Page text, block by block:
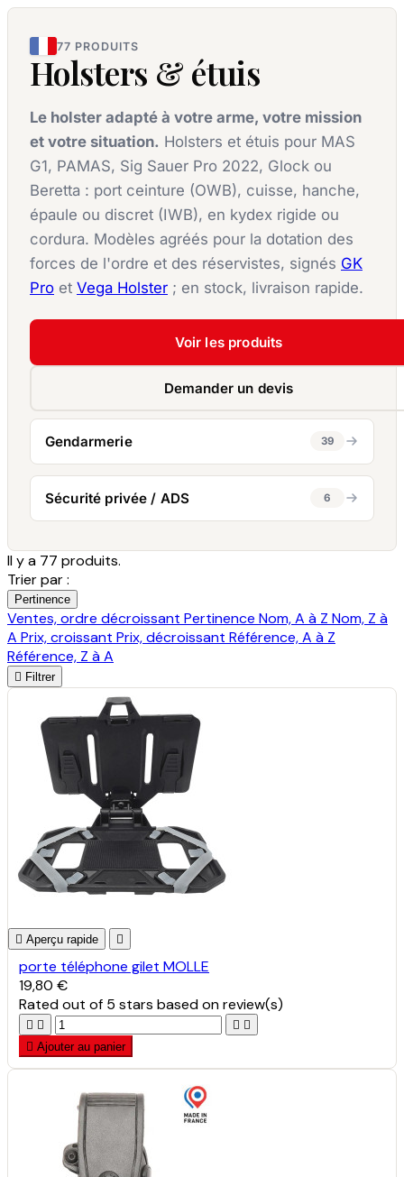
77 PRODUITS
Holsters & étuis
Le holster adapté à votre arme, votre mission
et votre situation. Holsters et étuis pour MAS
G1, PAMAS, Sig Sauer Pro 2022, Glock ou
Beretta : port ceinture (OWB), cuisse, hanche,
épaule ou discret (IWB), en kydex rigide ou
cordura. Modèles agréés pour la dotation des
forces de l'ordre et des réservistes, signés GK
Pro et Vega Holster ; en stock, livraison rapide.
Voir les produits
Demander un devis
Gendarmerie 39
Sécurité privée / ADS 6
Il y a 77 produits.
Trier par :
Pertinence
Ventes, ordre décroissant Pertinence Nom, A à Z Nom, Z à
A Prix, croissant Prix, décroissant Référence, A à Z
Référence, Z à A
 Filtrer
 Aperçu rapide 
porte téléphone gilet MOLLE
19,80 €
Ratedout of 5 stars based onreview(s)
   
 Ajouter au panier